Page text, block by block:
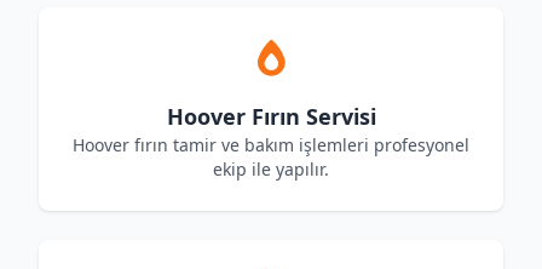
Hoover Fırın Servisi
Hoover fırın tamir ve bakım işlemleri profesyonel
ekip ile yapılır.